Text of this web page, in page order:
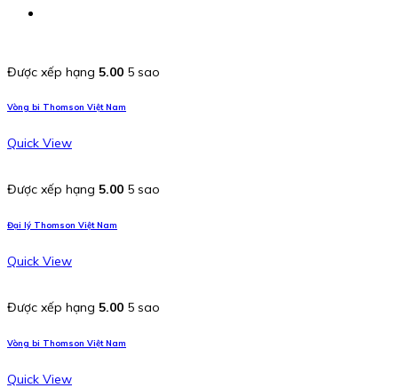
Được xếp hạng 5.00 5 sao
Vòng bi Thomson Việt Nam
Quick View
Được xếp hạng 5.00 5 sao
Đại lý Thomson Việt Nam
Quick View
Được xếp hạng 5.00 5 sao
Vòng bi Thomson Việt Nam
Quick View